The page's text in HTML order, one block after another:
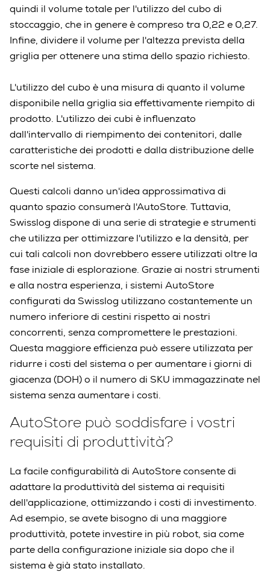
quindi il volume totale per l'utilizzo del cubo di
stoccaggio, che in genere è compreso tra 0,22 e 0,27.
Infine, dividere il volume per l'altezza prevista della
griglia per ottenere una stima dello spazio richiesto.
L'utilizzo del cubo è una misura di quanto il volume
disponibile nella griglia sia effettivamente riempito di
prodotto. L'utilizzo dei cubi è influenzato
dall'intervallo di riempimento dei contenitori, dalle
caratteristiche dei prodotti e dalla distribuzione delle
scorte nel sistema.
Questi calcoli danno un'idea approssimativa di
quanto spazio consumerà l'AutoStore. Tuttavia,
Swisslog dispone di una serie di strategie e strumenti
che utilizza per ottimizzare l'utilizzo e la densità, per
cui tali calcoli non dovrebbero essere utilizzati oltre la
fase iniziale di esplorazione. Grazie ai nostri strumenti
e alla nostra esperienza, i sistemi AutoStore
configurati da Swisslog utilizzano costantemente un
numero inferiore di cestini rispetto ai nostri
concorrenti, senza compromettere le prestazioni.
Questa maggiore efficienza può essere utilizzata per
ridurre i costi del sistema o per aumentare i giorni di
giacenza (DOH) o il numero di SKU immagazzinate nel
sistema senza aumentare i costi.
AutoStore può soddisfare i vostri
requisiti di produttività?
La facile configurabilità di AutoStore consente di
adattare la produttività del sistema ai requisiti
dell'applicazione, ottimizzando i costi di investimento.
Ad esempio, se avete bisogno di una maggiore
produttività, potete investire in più robot, sia come
parte della configurazione iniziale sia dopo che il
sistema è già stato installato.